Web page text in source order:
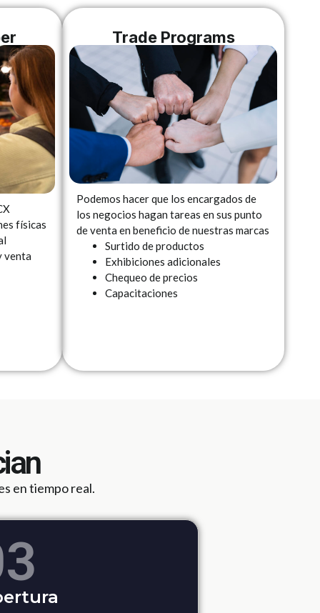
físicas
venta
Trade Programs​
Podemos hacer que los encargados de
los negocios hagan tareas en sus punto
de venta en beneficio de nuestras marcas
Surtido de productos
Exhibiciones adicionales
Chequeo de precios
Capacitaciones
en tiempo real.